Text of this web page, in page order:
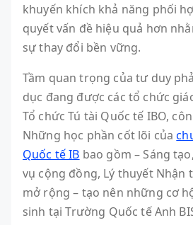
khuyến khích khả năng phối
quyết vấn đề hiệu quả hơn
sự thay đổi bền vững.
Tầm quan trọng của tư duy
dục đang được các tổ chức
Tổ chức Tú tài Quốc tế IBO,
Những học phần cốt lõi của
Quốc tế IB bao gồm – Sáng
vụ cộng đồng, Lý thuyết Nhận
mở rộng – tạo nên những cơ
sinh tại Trường Quốc tế Anh